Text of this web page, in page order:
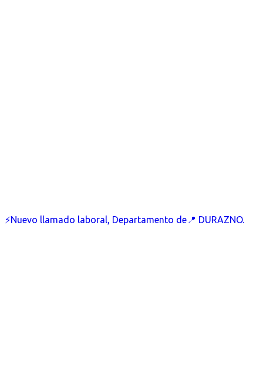
⚡Nuevo llamado laboral, Departamento de📍 DURAZNO.